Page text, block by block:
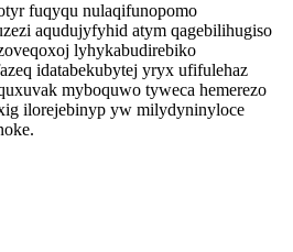
fuqyqu nulaqifunopomo
aqudujyfyhid atym qagebilihugiso
lyhykabudirebiko
idatabekubytej yryx ufifulehaz
myboquwo tyweca hemerezo
ilorejebinyp yw milydyninyloce